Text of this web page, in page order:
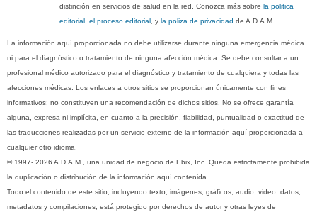
distinción en servicios de salud en la red. Conozca más sobrela politica
editorial, el proceso editorial, yla poliza de privacidad de A.D.A.M.
La información aquí proporcionada no debe utilizarse durante ninguna emergencia médica
ni para el diagnóstico o tratamiento de ninguna afección médica. Se debe consultar a un
profesional médico autorizado para el diagnóstico y tratamiento de cualquiera y todas las
afecciones médicas. Los enlaces a otros sitios se proporcionan únicamente con fines
informativos; no constituyen una recomendación de dichos sitios. No se ofrece garantía
alguna, expresa ni implícita, en cuanto a la precisión, fiabilidad, puntualidad o exactitud de
las traducciones realizadas por un servicio externo de la información aquí proporcionada a
cualquier otro idioma.
© 1997- 2026 A.D.A.M., una unidad de negocio de Ebix, Inc. Queda estrictamente prohibida
la duplicación o distribución de la información aquí contenida.
Todo el contenido de este sitio, incluyendo texto, imágenes, gráficos, audio, video, datos,
metadatos y compilaciones, está protegido por derechos de autor y otras leyes de